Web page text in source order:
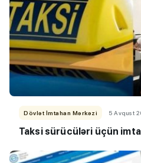
Dövlət İmtahan Mərkəzi 5 Avqust
Taksi sürücüləri üçün